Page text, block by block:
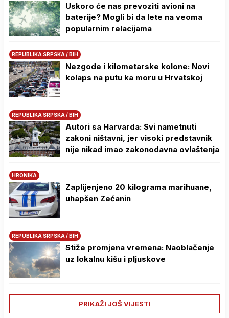
Uskoro će nas prevoziti avioni na
baterije? Mogli bi da lete na veoma
popularnim relacijama
REPUBLIKA SRPSKA / BIH
Nezgode i kilometarske kolone: Novi
kolaps na putu ka moru u Hrvatskoj
REPUBLIKA SRPSKA / BIH
Autori sa Harvarda: Svi nametnuti
zakoni ništavni, jer visoki predstavnik
nije nikad imao zakonodavna ovlaštenja
HRONIKA
Zaplijenjeno 20 kilograma marihuane,
uhapšen Zećanin
REPUBLIKA SRPSKA / BIH
Stiže promjena vremena: Naoblačenje
uz lokalnu kišu i pljuskove
PRIKAŽI JOŠ VIJESTI